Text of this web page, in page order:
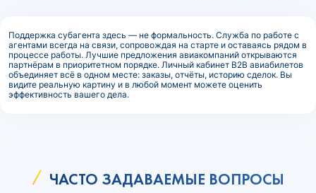
Поддержка субагента здесь — не формальность. Служба по работе с
агентами всегда на связи, сопровождая на старте и оставаясь рядом в
процессе работы. Лучшие предложения авиакомпаний открываются
партнёрам в приоритетном порядке. Личный кабинет B2B авиабилетов
объединяет всё в одном месте: заказы, отчёты, историю сделок. Вы
видите реальную картину и в любой момент можете оценить
эффективность вашего дела.
ЧАСТО ЗАДАВАЕМЫЕ ВОПРОСЫ